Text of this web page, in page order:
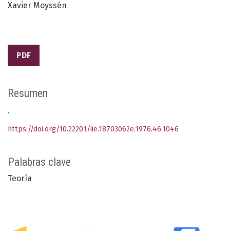
Xavier Moyssén
PDF
Palabras clave
Teoría
Resumen
.
https://doi.org/10.22201/iie.18703062e.1976.46.1046